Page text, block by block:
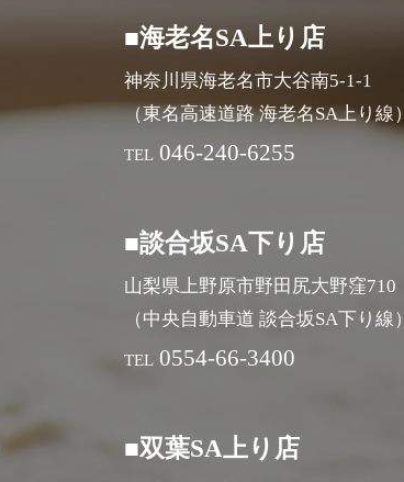
■海老名SA上り店
神奈川県海老名市大谷南5-1-1
（東名高速道路 海老名SA上り線）
TEL 046-240-6255
■談合坂SA下り店
山梨県上野原市野田尻大野窪710
（中央自動車道 談合坂SA下り線）
TEL 0554-66-3400
■双葉SA上り店